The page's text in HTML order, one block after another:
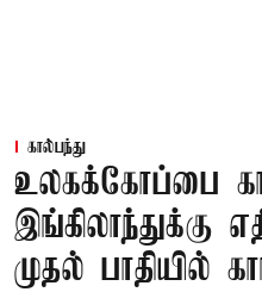
கால்பந்து
உலகக்கோப்பை
இங்கிலாந்துக்கு
முதல் பாதியில்